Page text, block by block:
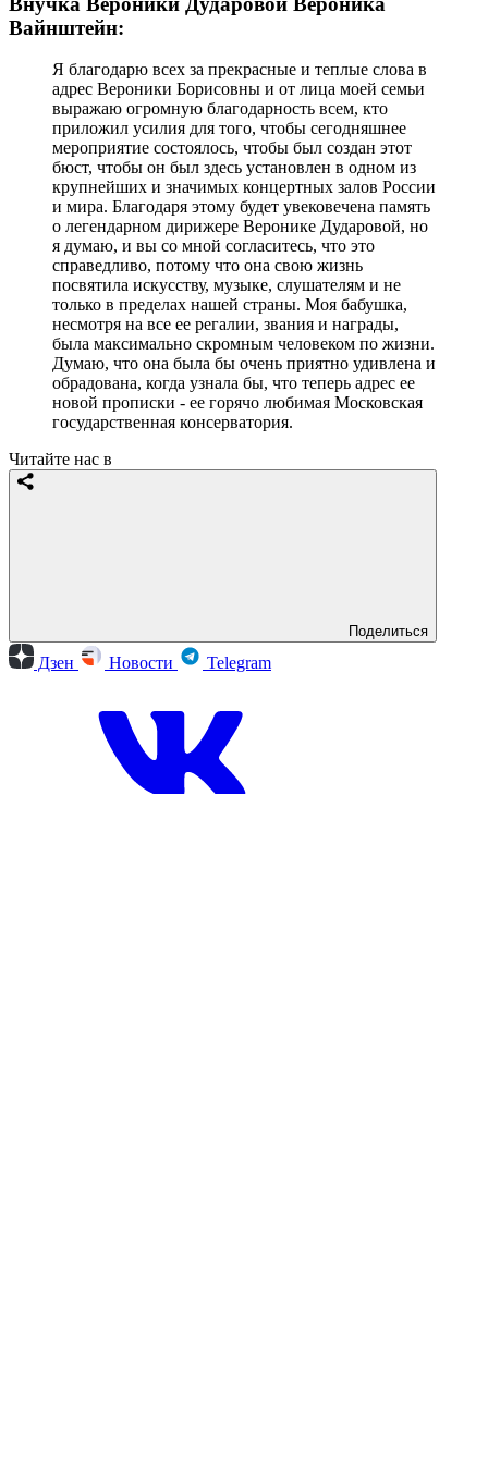
Вайнштейн:
Я благодарю всех за прекрасные и теплые слова в
адрес Вероники Борисовны и от лица моей семьи
выражаю огромную благодарность всем, кто
приложил усилия для того, чтобы сегодняшнее
мероприятие состоялось, чтобы был создан этот
бюст, чтобы он был здесь установлен в одном из
крупнейших и значимых концертных залов России
и мира. Благодаря этому будет увековечена память
о легендарном дирижере Веронике Дударовой, но
я думаю, и вы со мной согласитесь, что это
справедливо, потому что она свою жизнь
посвятила искусству, музыке, слушателям и не
только в пределах нашей страны. Моя бабушка,
несмотря на все ее регалии, звания и награды,
была максимально скромным человеком по жизни.
Думаю, что она была бы очень приятно удивлена и
обрадована, когда узнала бы, что теперь адрес ее
новой прописки - ее горячо любимая Московская
государственная консерватория.
Читайте нас в
Поделиться
Дзен Новости Telegram